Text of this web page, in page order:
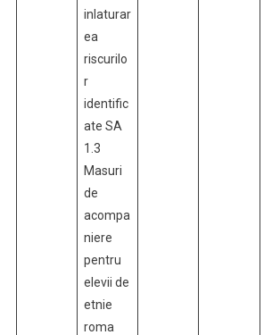
inlaturar
ea
riscurilo
r
identific
ate SA
1.3
Masuri
de
acompa
niere
pentru
elevii de
etnie
roma